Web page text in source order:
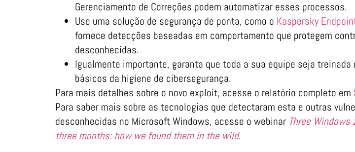
Gerenciamento de Correções podem automatizar esses processos.
Use uma solução de segurança de ponta, como o Kaspersky
fornece detecções baseadas em comportamento que protegem
desconhecidas.
Igualmente importante, garanta que toda a sua equipe seja
básicos da higiene de cibersegurança.
Para mais detalhes sobre o novo exploit, acesse o relatório completo em
Para saber mais sobre as tecnologias que detectaram esta e outras
desconhecidas no Microsoft Windows, acesse o webinar Three Windows
three months: how we found them in the wild.